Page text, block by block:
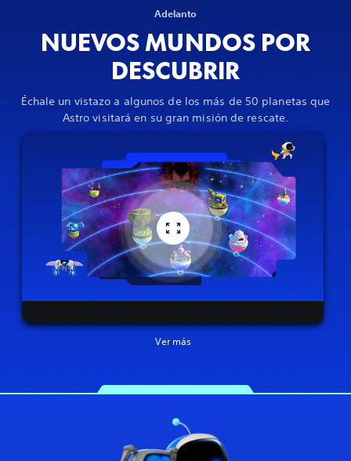
Adelanto
NUEVOS MUNDOS POR
DESCUBRIR
Échale un vistazo a algunos de los más de 50 planetas que
Astro visitará en su gran misión de rescate.
Ver más